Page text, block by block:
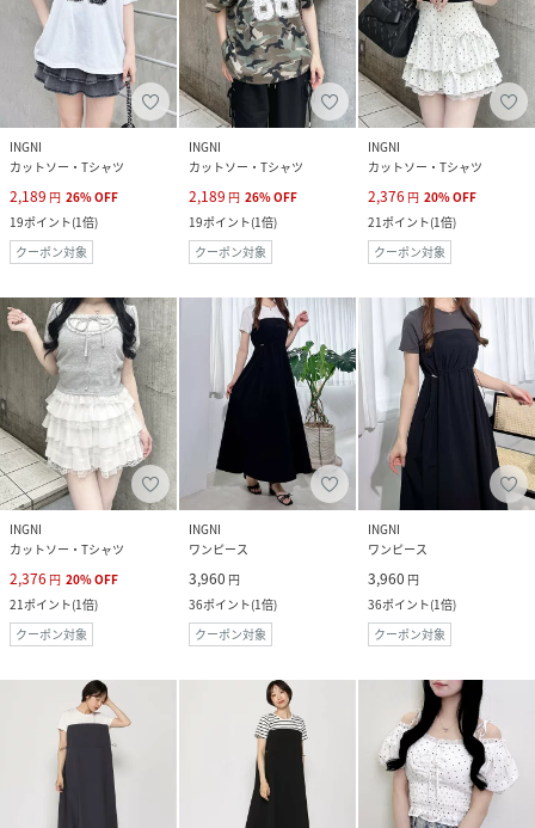
INGNI
カットソー・Tシャツ
2,189 円 26%OFF
19ポイント(1倍)
クーポン対象
INGNI
カットソー・Tシャツ
2,189 円 26%OFF
19ポイント(1倍)
クーポン対象
INGNI
カットソー・Tシャツ
2,376 円 20%OFF
21ポイント(1倍)
クーポン対象
INGNI
カットソー・Tシャツ
2,376 円 20%OFF
21ポイント(1倍)
クーポン対象
INGNI
ワンピース
3,960 円
36ポイント(1倍)
クーポン対象
INGNI
ワンピース
3,960 円
36ポイント(1倍)
クーポン対象